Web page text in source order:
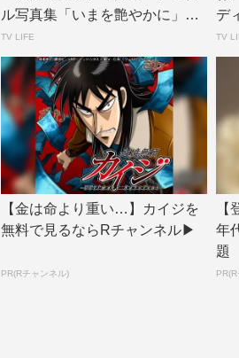
ル写真集「いまを艶やかに」誌
面カット公開 |...
TV LIFE
デ
ョ
TV
【金は命より重い…】カイジを
無料で見るならRチャンネル▶︎
PR(Rチャンネル)
年
題